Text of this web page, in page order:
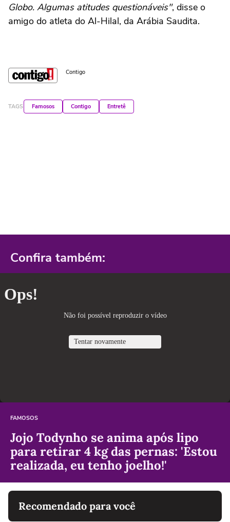
Globo. Algumas atitudes questionáveis", disse o
amigo do atleta do Al-Hilal, da Arábia Saudita.
Contigo
TAGS Famosos Contigo Entretê
Confira também:
FAMOSOS
Jojo Todynho se anima após lipo
para retirar 4 kg das pernas: 'Estou
realizada, eu tenho joelho!'
Recomendado para você